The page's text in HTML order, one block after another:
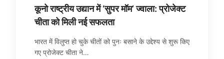
कूनो राष्ट्रीय उद्यान में ‘सुपर मॉम’ ज्वाला: प्रोजेक्ट
चीता को मिली नई सफलता
भारत में विलुप्त हो चुके चीतों को पुनः बसाने के उद्देश्य से शुरू किए
गए प्रोजेक्ट चीता ने…